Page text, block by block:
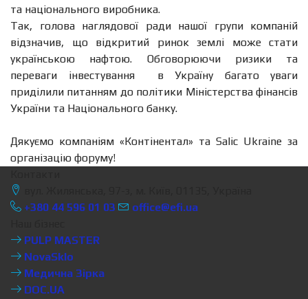
та національного виробника.
Так, голова наглядової ради нашої групи компаній
відзначив, що відкритий ринок землі може стати
українською нафтою. Обговорюючи ризики та
переваги інвестування в Україну багато уваги
приділили питанням до політики Міністерства фінансів
України та Національного банку.
Дякуємо компаніям «Контінентал» та Salic Ukraine за
організацію форуму!
+380 44 596 01 03
office@efi.ua
PULP MASTER
NovaSklo
Медична Зірка
DOC.UA